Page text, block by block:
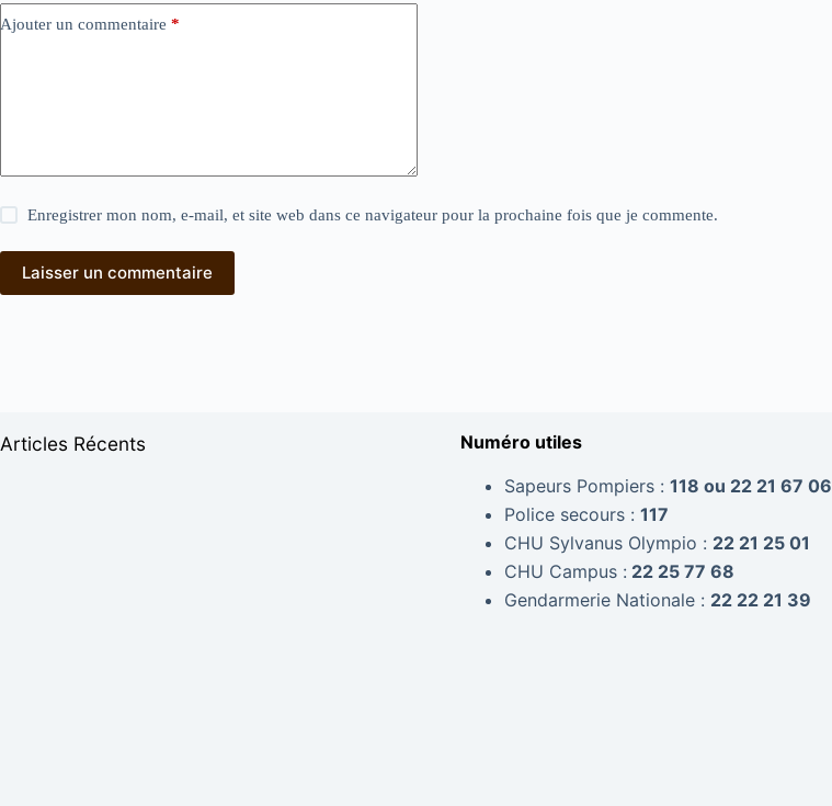
Ajouter un commentaire *
Enregistrer mon nom, e-mail, et site web dans ce navigateur pour la prochaine fois que je commente.
Laisser un commentaire
Articles Récents
Numéro utiles
Sapeurs Pompiers : 118 ou 22 21 67 06
Police secours : 117
CHU Sylvanus Olympio : 22 21 25 01
CHU Campus : 22 25 77 68
Gendarmerie Nationale : 22 22 21 39